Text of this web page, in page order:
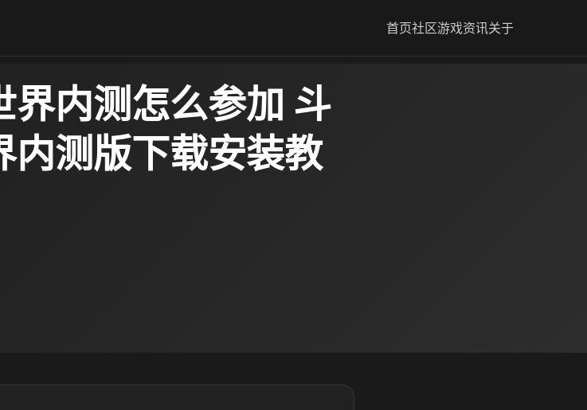
首页社区游戏资讯关于
界内测怎么参加​ 斗
内测版下载安装教